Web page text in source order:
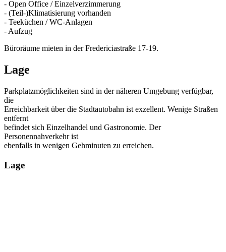
- Open Office / Einzelverzimmerung
- (Teil-)Klimatisierung vorhanden
- Teeküchen / WC-Anlagen
- Aufzug
Büroräume mieten in der Fredericiastraße 17-19.
Lage
Parkplatzmöglichkeiten sind in der näheren Umgebung verfügbar,
die
Erreichbarkeit über die Stadtautobahn ist exzellent. Wenige Straßen
entfernt
befindet sich Einzelhandel und Gastronomie. Der
Personennahverkehr ist
ebenfalls in wenigen Gehminuten zu erreichen.
Lage